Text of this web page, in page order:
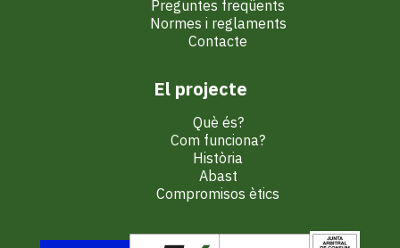
Preguntes freqüents
Normes i reglaments
Contacte
El projecte
Què és?
Com funciona?
Història
Abast
Compromisos ètics